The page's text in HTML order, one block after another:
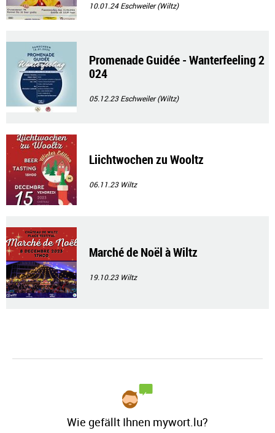
10.01.24Eschweiler (Wiltz)
Promenade Guidée - Wanterfeeling 2
024
05.12.23Eschweiler (Wiltz)
Liichtwochen zu Wooltz
06.11.23 Wiltz
Marché de Noël à Wiltz
19.10.23 Wiltz
Wie gefällt Ihnen mywort.lu?